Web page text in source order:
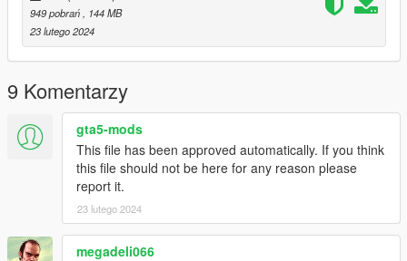
949 pobrań
, 144 MB
23 lutego 2024
9 Komentarzy
gta5-mods
This file has been approved automatically. If you think
this file should not be here for any reason please
report it.
23 lutego 2024
megadeli066